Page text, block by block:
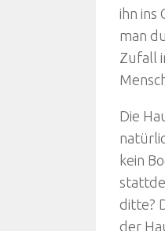
ihn ins
man
Zufall
Die
kein
ditte?
der